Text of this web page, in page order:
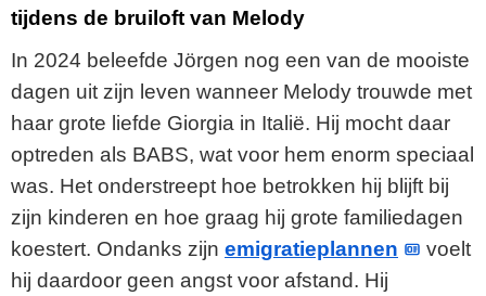
tijdens de bruiloft van Melody
In 2024 beleefde Jörgen nog een van de mooiste
dagen uit zijn leven wanneer Melody trouwde met
haar grote liefde Giorgia in Italië. Hij mocht daar
optreden als BABS, wat voor hem enorm speciaal
was. Het onderstreept hoe betrokken hij blijft bij
zijn kinderen en hoe graag hij grote familiedagen
koestert. Ondanks zijn emigratieplannen
voelt
hij daardoor geen angst voor afstand. Hij